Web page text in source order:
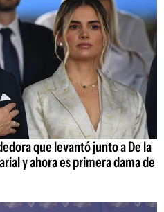
que levantó junto a De la
y ahora es primera dama de